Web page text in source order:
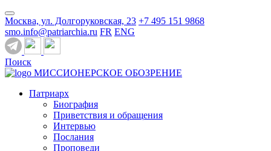
Москва, ул. Долгоруковская, 23 +7 495 151 9868
smo.info@patriarchia.ru FR ENG
Поиск
МИССИОНЕРСКОЕ ОБОЗРЕНИЕ
Патриарх
Биография
Приветствия и обращения
Интервью
Послания
Проповеди